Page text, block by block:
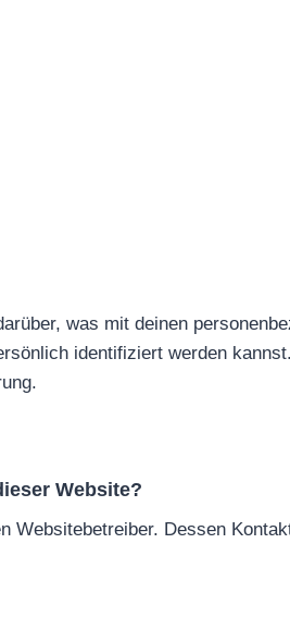
was mit deinen
identifiziert werden
Website?
Dessen